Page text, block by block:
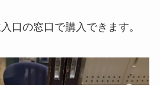
口の窓口で購入できます。